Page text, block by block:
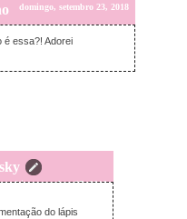
domingo, setembro 23, 2018
é essa?! Adorei
feira, setembro 27, 2018
do lápis